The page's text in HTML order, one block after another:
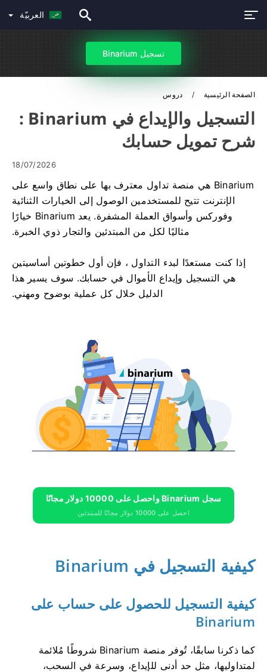
العربيّة
تسجيل Binarium
الصفحة الرئيسية دروس
التسجيل والإيداع في Binarium :
شرح تمويل حسابك
18/07/2026
Binarium هي منصة تداول معترف بها على نطاق واسع على
الإنترنت تتيح للمستخدمين الوصول إلى الخيارات الثنائية
وفوركس وأسواق العملة المشفرة. يعد Binarium خيارًا
مثاليًا لكل من المبتدئين والتجار ذوي الخبرة.
إذا كنت مستعدًا لبدء التداول ، فإن أول خطوتين أساسيتين
هي التسجيل وإيداع الأموال في حسابك. سوف يسير هذا
الدليل خلال كل عملية بوضوح ومهني.
سجل Binarium واحصل على 10000 دولار مجانًا
احصل على 10000 دولار مجانًا للمبتدئين
كيفية التسجيل في Binarium
كيفية التسجيل للحصول على حساب على
Binarium
كما ذكرنا سابقًا، تُوفر منصة Binarium شروطًا مُلائمة
لمتداوليها، مثل حد أدنى للإيداع، وسرعة في السحب،